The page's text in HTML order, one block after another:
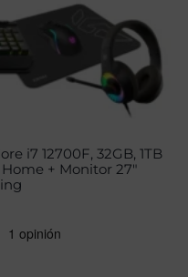
i7 12700F, 32GB, 1TB
Home + Monitor 27″